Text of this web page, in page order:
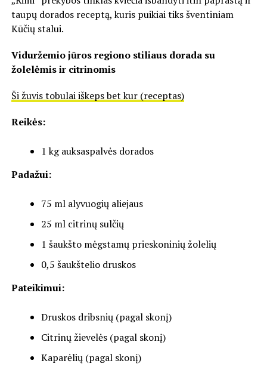
taupų dorados receptą, kuris puikiai tiks šventiniam
Kūčių stalui.
Viduržemio jūros regiono stiliaus dorada su
žolelėmis ir citrinomis
Ši žuvis tobulai iškeps bet kur (receptas)
Reikės:
1 kg auksaspalvės dorados
Padažui:
75 ml alyvuogių aliejaus
25 ml citrinų sulčių
1 šaukšto mėgstamų prieskoninių žolelių
0,5 šaukštelio druskos
Pateikimui:
Druskos dribsnių (pagal skonį)
Citrinų žievelės (pagal skonį)
Kaparėlių (pagal skonį)